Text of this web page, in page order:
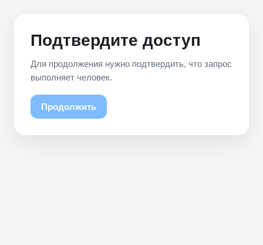
Подтвердите доступ
Для продолжения нужно подтвердить, что запрос
выполняет человек.
Продолжить